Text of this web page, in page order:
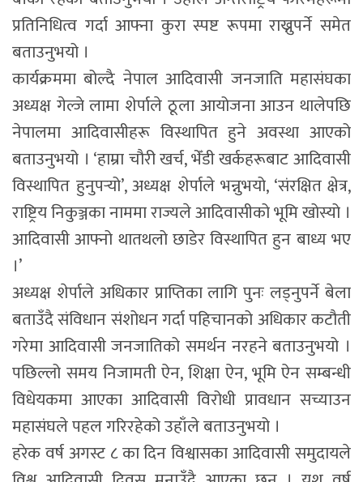
प्रतिनिधित्व गर्दा आफ्ना कुरा स्पष्ट रूपमा राख्नुपर्ने समेत
बताउनुभयो ।
कार्यक्रममा बोल्दै नेपाल आदिवासी जनजाति महासंघका
अध्यक्ष गेल्जे लामा शेर्पाले ठूला आयोजना आउन थालेपछि
नेपालमा आदिवासीहरू विस्थापित हुने अवस्था आएको
बताउनुभयो । ‘हाम्रा चौरी खर्च, भेँडी खर्कहरूबाट आदिवासी
विस्थापित हुनुपर्‍यो’, अध्यक्ष शेर्पाले भन्नुभयो, ‘संरक्षित क्षेत्र,
राष्ट्रिय निकुञ्जका नाममा राज्यले आदिवासीको भूमि खोस्यो ।
आदिवासी आफ्नो थातथलो छाडेर विस्थापित हुन बाध्य भए
।’
अध्यक्ष शेर्पाले अधिकार प्राप्तिका लागि पुनः लड्नुपर्ने बेला
बताउँदै संविधान संशोधन गर्दा पहिचानको अधिकार कटौती
गरेमा आदिवासी जनजातिको समर्थन नरहने बताउनुभयो ।
पछिल्लो समय निजामती ऐन, शिक्षा ऐन, भूमि ऐन सम्बन्धी
विधेयकमा आएका आदिवासी विरोधी प्रावधान सच्याउन
महासंघले पहल गरिरहेको उहाँले बताउनुभयो ।
हरेक वर्ष अगस्ट ८ का दिन विश्वासका आदिवासी समुदायले